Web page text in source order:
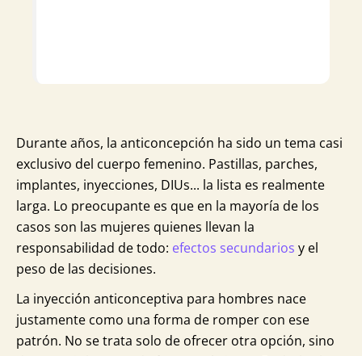
Durante años, la anticoncepción ha sido un tema casi
exclusivo del cuerpo femenino. Pastillas, parches,
implantes, inyecciones, DIUs... la lista es realmente
larga. Lo preocupante es que en la mayoría de los
casos son las mujeres quienes llevan la
responsabilidad de todo: efectos secundarios y el
peso de las decisiones.
La inyección anticonceptiva para hombres nace
justamente como una forma de romper con ese
patrón. No se trata solo de ofrecer otra opción, sino